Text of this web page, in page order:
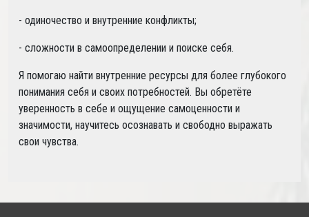
- одиночество и внутренние конфликты;
- сложности в самоопределении и поиске себя.
Я помогаю найти внутренние ресурсы для более глубокого
понимания себя и своих потребностей. Вы обретёте
уверенность в себе и ощущение самоценности и
значимости, научитесь осознавать и свободно выражать
свои чувства.